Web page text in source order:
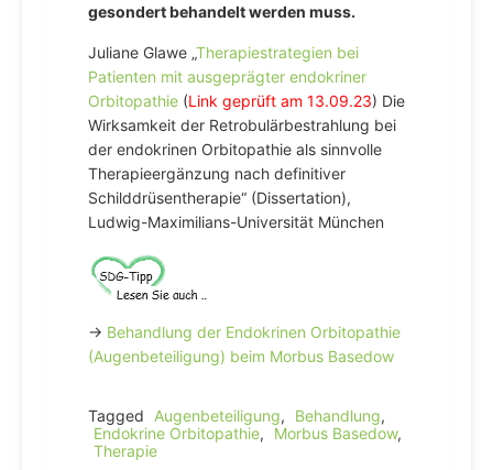
gesondert behandelt werden muss.
Juliane Glawe „Therapiestrategien bei
Patienten mit ausgeprägter endokriner
Orbitopathie (Link geprüft am 13.09.23) Die
Wirksamkeit der Retrobulärbestrahlung bei
der endokrinen Orbitopathie als sinnvolle
Therapieergänzung nach definitiver
Schilddrüsentherapie“ (Dissertation),
Ludwig-Maximilians-Universität München
→ Behandlung der Endokrinen Orbitopathie
(Augenbeteiligung) beim Morbus Basedow
Tagged Augenbeteiligung, Behandlung,
Endokrine Orbitopathie, Morbus Basedow,
Therapie